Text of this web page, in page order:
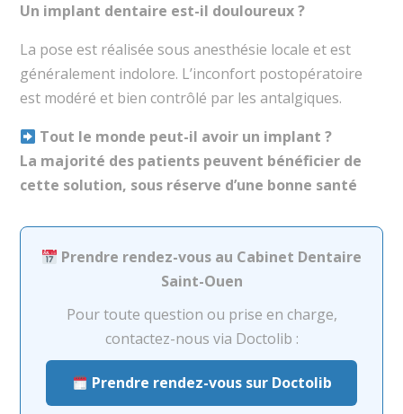
Un implant dentaire est-il douloureux ?
La pose est réalisée sous anesthésie locale et est
généralement indolore. L’inconfort postopératoire
est modéré et bien contrôlé par les antalgiques.
Tout le monde peut-il avoir un implant ?
La majorité des patients peuvent bénéficier de
cette solution, sous réserve d’une bonne santé
Prendre rendez-vous au Cabinet Dentaire
Saint-Ouen
Pour toute question ou prise en charge,
contactez-nous via Doctolib :
Prendre rendez-vous sur Doctolib